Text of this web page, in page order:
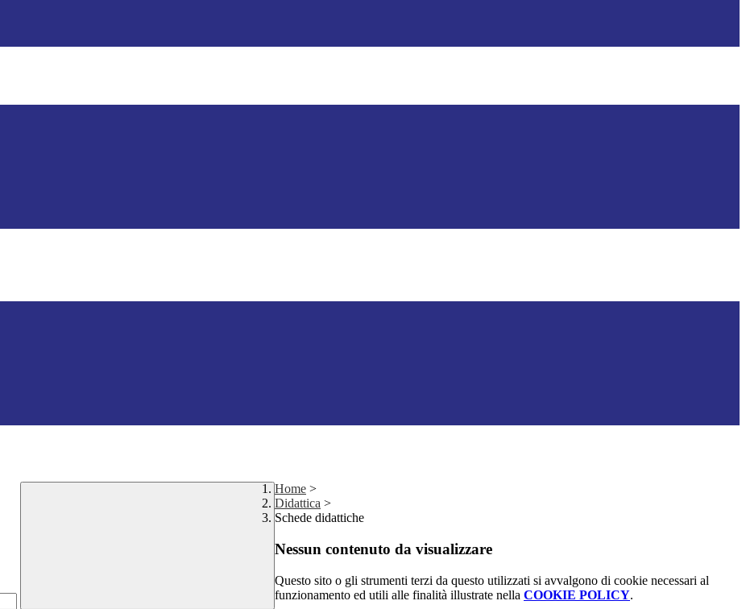
Home >
Didattica >
Schede didattiche
Nessun contenuto da visualizzare
Questo sito o gli strumenti terzi da questo utilizzati si avvalgono di cookie necessari al
funzionamento ed utili alle finalità illustrate nella COOKIE POLICY.